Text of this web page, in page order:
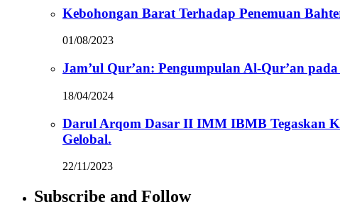
Kebohongan Barat Terhadap Penemuan
01/08/2023
Jam’ul Qur’an: Pengumpulan Al-Qur’an
18/04/2024
Darul Arqom Dasar II IMM IBMB Tegaskan
Gelobal.
22/11/2023
Subscribe and Follow